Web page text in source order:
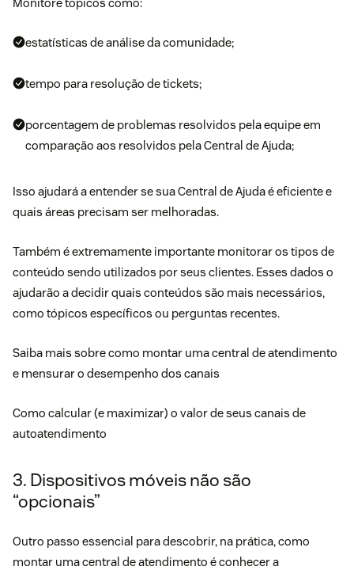
estatísticas de análise da comunidade;
tempo para resolução de tickets;
porcentagem de problemas resolvidos pela equipe em
comparação aos resolvidos pela Central de Ajuda;
Isso ajudará a entender se sua Central de Ajuda é eficiente e
quais áreas precisam ser melhoradas.
Também é extremamente importante monitorar os tipos de
conteúdo sendo utilizados por seus clientes. Esses dados o
ajudarão a decidir quais conteúdos são mais necessários,
como tópicos específicos ou perguntas recentes.
Saiba mais sobre como montar uma central de atendimento
e mensurar o desempenho dos canais
Como calcular (e maximizar) o valor de seus canais de
autoatendimento
3. Dispositivos móveis não são
“opcionais”
Outro passo essencial para descobrir, na prática, como
montar uma central de atendimento é conhecer a